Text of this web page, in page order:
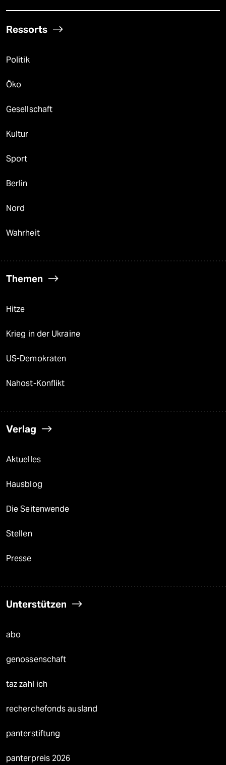
Ressorts
Politik
Öko
Gesellschaft
Kultur
Sport
Berlin
Nord
Wahrheit
Themen
Hitze
Krieg in der Ukraine
US-Demokraten
Nahost-Konflikt
Verlag
Aktuelles
Hausblog
Die Seitenwende
Stellen
Presse
Unterstützen
abo
genossenschaft
taz zahl ich
recherchefonds ausland
panterstiftung
panterpreis 2026